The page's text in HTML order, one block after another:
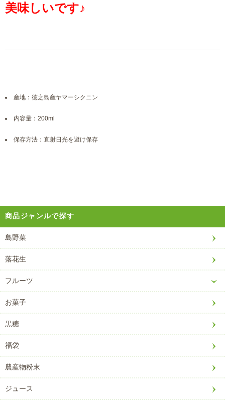
美味しいです♪
産地：徳之島産ヤマーシクニン
内容量：200ml
保存方法：直射日光を避け保存
商品ジャンルで探す
島野菜
落花生
フルーツ
お菓子
黒糖
福袋
農産物粉末
ジュース